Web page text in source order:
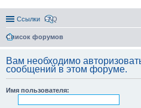
Ссылки FAQ
Список форумов
Вам необходимо
сообщений в этом форуме.
Имя пользователя: